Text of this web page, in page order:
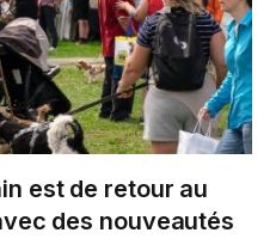
est de retour au
des nouveautés